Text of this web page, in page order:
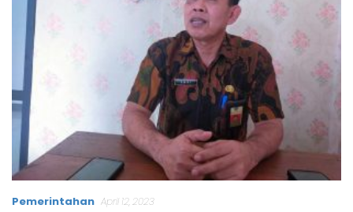
Pemerintahan April 12, 2023